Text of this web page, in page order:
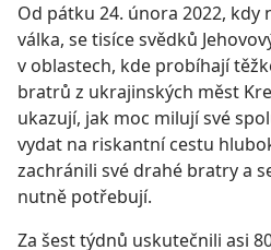
Od pátku 24. února 2022, kdy
válka, se tisíce svědků
v oblastech, kde probíhají
bratrů z ukrajinských měst
ukazují, jak moc milují své
vydat na riskantní cestu
zachránili své drahé bratry a
nutně potřebují.
Za šest týdnů uskutečnili asi